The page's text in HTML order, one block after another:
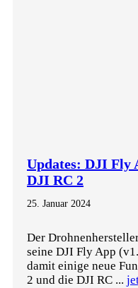
Updates: DJI Fly
DJI RC 2
25. Januar 2024
Der
seine DJI Fly App
damit einige neue
2 und die DJI RC ...